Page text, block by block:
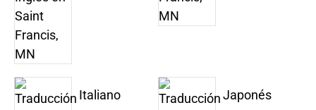
Italiano Japonés